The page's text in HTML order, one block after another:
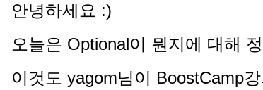
안녕하세요 :)
오늘은 Optional이 뭔지에 대해
이것도 yagom님이 BoostCamp